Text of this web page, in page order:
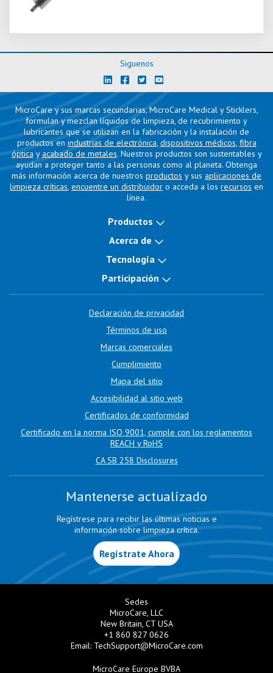
Siguenos
MicroCare y sus marcas secundarias, MicroCare Medical y Sticklers,
formulan y mezclan líquidos de limpieza, de recubrimiento y
lubricantes que se utilizan en la fabricación y la instalación de
productos en industrias de electrónica, dispositivos médicos, fibra
óptica y acabado de metales. Nuestros productos son sustentables y
ayudan a proteger tanto a las personas como al planeta. Obtenga
más información acerca de nuestros productos y sus aplicaciones de
limpieza críticas, encuentre un distribuidor o acceda a los recursos en
línea.
Productos
Acerca de
Tecnología
Participación
Declaración de privacidad
Términos de uso
Marcas comerciales
Cumplimiento
Mapa del sitio
Accesibilidad al sitio web
Certificados de conformidad
Certificado en la norma ISO 9001, cumple con los reglamentos
REACH y RoHS
CA SB 258 Disclosures
Mantenerse actualizado
Regístrese para recibir las últimas noticias e
información sobre limpieza crítica.
Regístrate Ahora
Sedes
MicroCare, LLC
New Britain, CT USA
+1 860 827 0626
Email: TechSupport@MicroCare.com
MicroCare Europe BVBA